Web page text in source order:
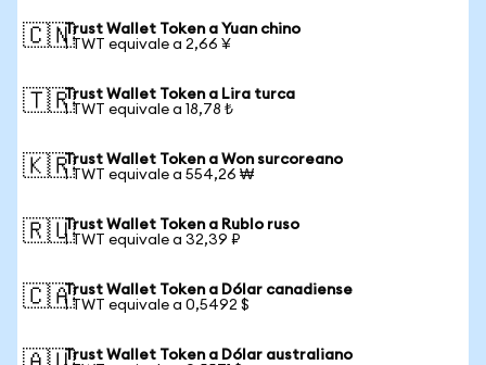
🇨🇳Trust Wallet Token a Yuan chino
1 TWT equivale a 2,66 ¥
🇹🇷Trust Wallet Token a Lira turca
1 TWT equivale a 18,78 ₺
🇰🇷Trust Wallet Token a Won surcoreano
1 TWT equivale a 554,26 ₩
🇷🇺Trust Wallet Token a Rublo ruso
1 TWT equivale a 32,39 ₽
🇨🇦Trust Wallet Token a Dólar canadiense
1 TWT equivale a 0,5492 $
Trust Wallet Token a Dólar australiano